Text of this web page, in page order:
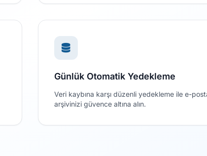
Günlük Otomatik Yedekleme
Veri kaybına karşı düzenli yedekleme ile e-
arşivinizi güvence altına alın.